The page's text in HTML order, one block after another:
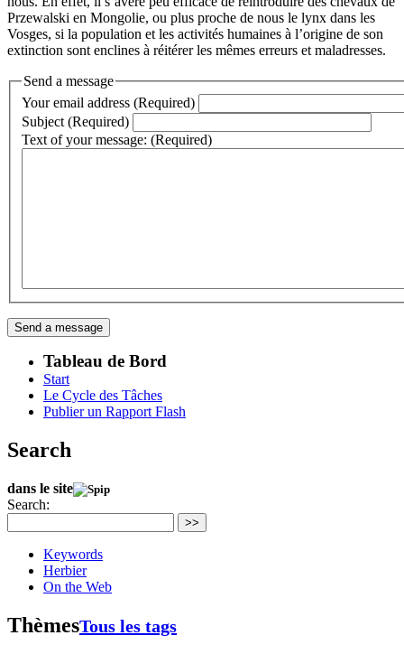
Przewalski en Mongolie, ou plus proche de nous le lynx dans les
Vosges, si la population et les activités humaines à l’origine de son
extinction sont enclines à réitérer les mêmes erreurs et maladresses.
Send a message
Your email address (Required)
Subject (Required)
Text of your message: (Required)
Tableau de Bord
Start
Le Cycle des Tâches
Publier un Rapport Flash
Search
dans le site
Search:
>>
Keywords
Herbier
On the Web
ThèmesTous les tags